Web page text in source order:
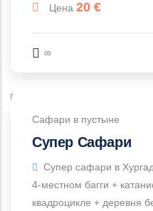
Цена 20 €
∞
Сафари в пустыне
Супер Сафари
Супер сафари в
4-местном багги +
квадроцикле + деревня